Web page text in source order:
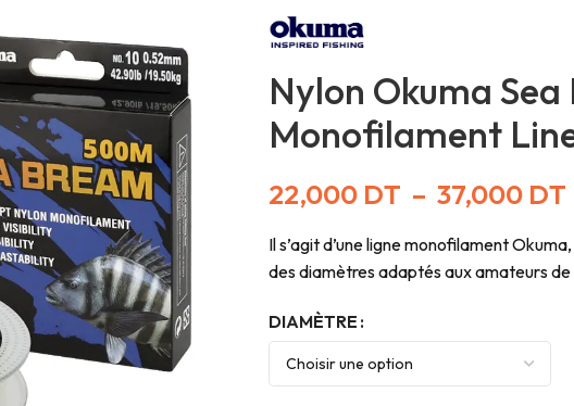
Nylon Okuma
Monofilament
22,000 DT – 37,000 DT
Il s’agit d’une ligne monofilament
des diamètres adaptés aux amateurs de
DIAMÈTRE